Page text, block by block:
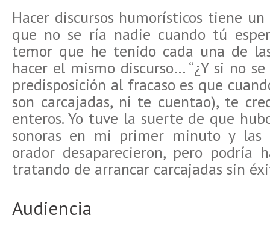
Hacer discursos humorísticos tiene
que no se ría nadie cuando tú
temor que he tenido cada una de
hacer el mismo discurso… “¿Y si no
predisposición al fracaso es que
son carcajadas, ni te cuentao), te
enteros. Yo tuve la suerte de que
sonoras en mi primer minuto y las
orador desaparecieron, pero podría
tratando de arrancar carcajadas sin
Audiencia